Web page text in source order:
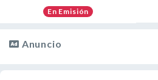
En Emisión
Anuncio